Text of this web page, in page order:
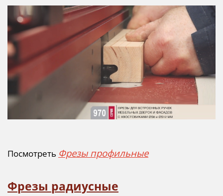
Посмотреть Фрезы профильные
Фрезы радиусные